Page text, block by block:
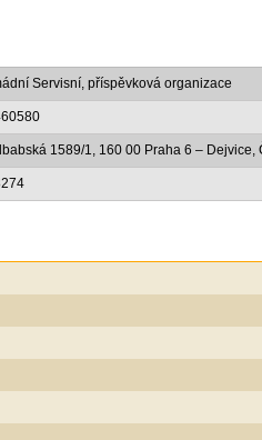
Servisní, příspěvková organizace
1589/1, 160 00 Praha 6 – Dejvice,